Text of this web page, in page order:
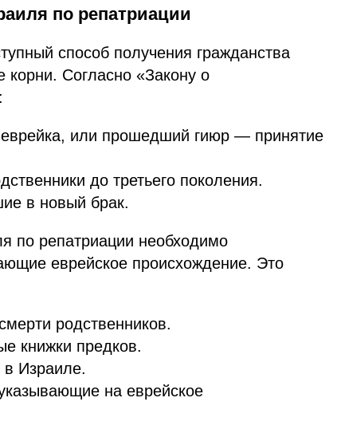
по репатриации
способ получения гражданства
корни. Согласно «Закону о
или прошедший гиюр — принятие
до третьего поколения.
в новый брак.
по репатриации необходимо
еврейское происхождение. Это
родственников.
книжки предков.
Израиле.
на еврейское